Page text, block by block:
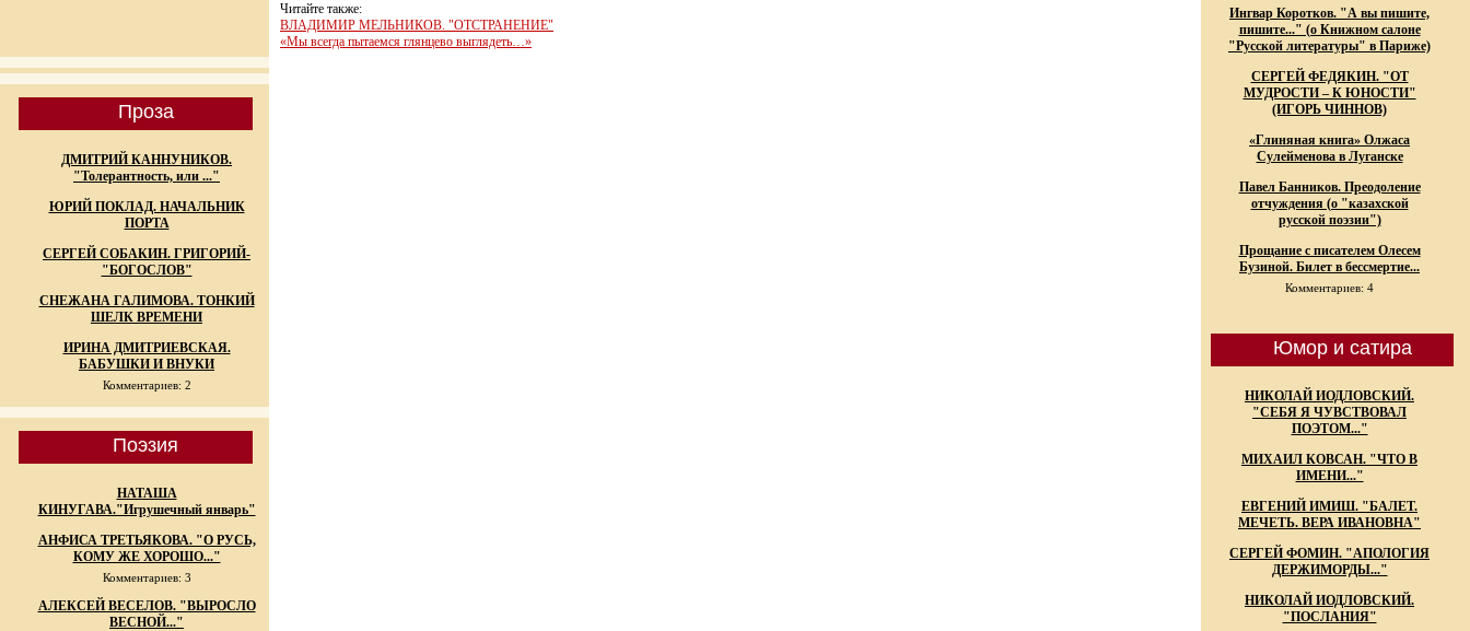
Проза
ДМИТРИЙ КАННУНИКОВ.
"Толерантность, или ..."
ЮРИЙ ПОКЛАД. НАЧАЛЬНИК
ПОРТА
СЕРГЕЙ СОБАКИН. ГРИГОРИЙ-
"БОГОСЛОВ"
СНЕЖАНА ГАЛИМОВА. ТОНКИЙ
ШЕЛК ВРЕМЕНИ
ИРИНА ДМИТРИЕВСКАЯ.
БАБУШКИ И ВНУКИ
Комментариев: 2
Поэзия
НАТАША
КИНУГАВА."Игрушечный январь"
АНФИСА ТРЕТЬЯКОВА. "О РУСЬ,
КОМУ ЖЕ ХОРОШО..."
Комментариев: 3
АЛЕКСЕЙ ВЕСЕЛОВ. "ВЫРОСЛО
ВЕСНОЙ..."
Читайте также:
ВЛАДИМИР МЕЛЬНИКОВ. "ОТСТРАНЕНИЕ"
«Мы всегда пытаемся глянцево выглядеть…»
Ингвар Коротков. "А вы пишите,
пишите..." (о Книжном салоне
"Русской литературы" в Париже)
СЕРГЕЙ ФЕДЯКИН. "ОТ
МУДРОСТИ – К ЮНОСТИ"
(ИГОРЬ ЧИННОВ)
«Глиняная книга» Олжаса
Сулейменова в Луганске
Павел Банников. Преодоление
отчуждения (о "казахской
русской поэзии")
Прощание с писателем Олесем
Бузиной. Билет в бессмертие...
Комментариев: 4
Юмор и сатира
НИКОЛАЙ ИОДЛОВСКИЙ.
"СЕБЯ Я ЧУВСТВОВАЛ
ПОЭТОМ..."
МИХАИЛ КОВСАН. "ЧТО В
ИМЕНИ..."
ЕВГЕНИЙ ИМИШ. "БАЛЕТ.
МЕЧЕТЬ. ВЕРА ИВАНОВНА"
СЕРГЕЙ ФОМИН. "АПОЛОГИЯ
ДЕРЖИМОРДЫ..."
НИКОЛАЙ ИОДЛОВСКИЙ.
"ПОСЛАНИЯ"